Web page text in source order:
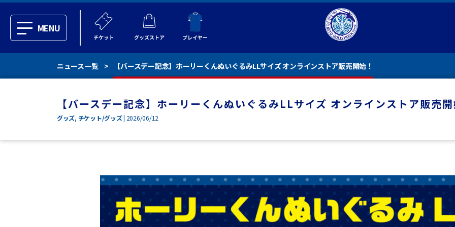
MENU
ニュース一覧 【バースデー記念】ホーリーくんぬいぐるみLLサイズ オンラインストア販売開始！
【バースデー記念】ホーリーくんぬいぐるみLLサイズ オンラインストア販売
グッズ, チケット/グッズ| 2026/06/12